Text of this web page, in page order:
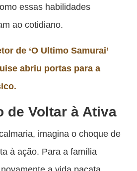
essas habilidades
ao cotidiano.
de ‘O Ultimo Samurai’
abriu portas para a
de Voltar à Ativa
imagina o choque de
à ação. Para a família